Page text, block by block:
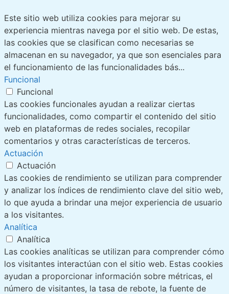
Este sitio web utiliza cookies para mejorar su
experiencia mientras navega por el sitio web. De estas,
las cookies que se clasifican como necesarias se
almacenan en su navegador, ya que son esenciales para
el funcionamiento de las funcionalidades bás...
Funcional
Funcional
Las cookies funcionales ayudan a realizar ciertas
funcionalidades, como compartir el contenido del sitio
web en plataformas de redes sociales, recopilar
comentarios y otras características de terceros.
Actuación
Actuación
Las cookies de rendimiento se utilizan para comprender
y analizar los índices de rendimiento clave del sitio web,
lo que ayuda a brindar una mejor experiencia de usuario
a los visitantes.
Analítica
Analítica
Las cookies analíticas se utilizan para comprender cómo
los visitantes interactúan con el sitio web. Estas cookies
ayudan a proporcionar información sobre métricas, el
número de visitantes, la tasa de rebote, la fuente de